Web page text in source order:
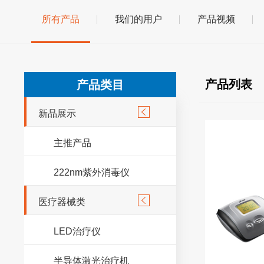
所有产品 我们的用户 产品视频
产品类目
新品展示 
主推产品
222nm紫外消毒仪
医疗器械类 
LED治疗仪
半导体激光治疗机
产品列表